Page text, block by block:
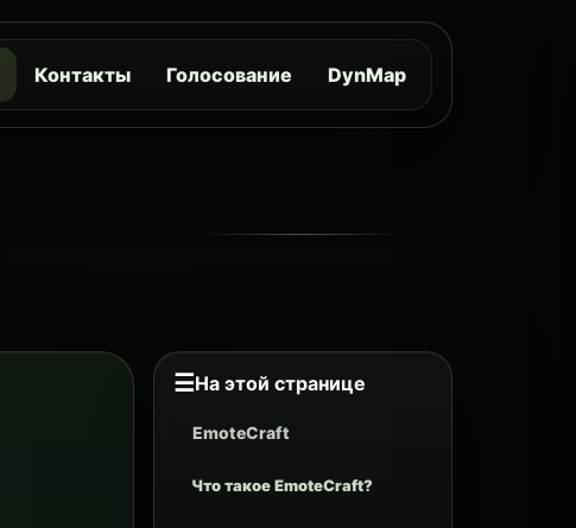
Контакты Голосование DynMap
☰На этой странице
EmoteCraft
Что такое EmoteCraft?